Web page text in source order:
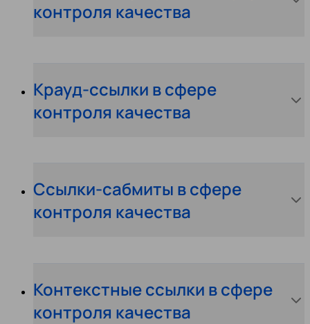
контроля качества
Крауд-ссылки в сфере
контроля качества
Ссылки-сабмиты в сфере
контроля качества
Контекстные ссылки в сфере
контроля качества